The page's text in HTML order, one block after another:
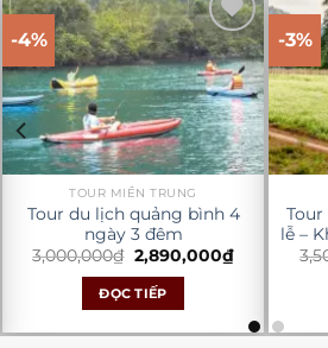
-4%
Yêu
Thích
TOUR MIỀN TRUNG
Tour du lịch quảng bình 4
ngày 3 đêm
3,000,000₫ Giá
gốc
là:
3,000,000₫.
2,890,000₫Giá
hiện
2,890,000₫.
ĐỌC TIẾP
-3%
lễ –